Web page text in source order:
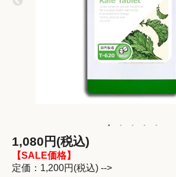
1,080円(税込)
【SALE価格】
定価：1,200円(税込) -->